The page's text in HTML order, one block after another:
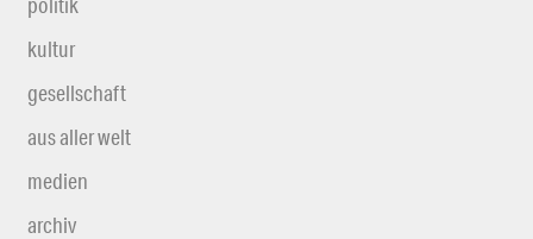
kultur
gesellschaft
aus aller welt
medien
archiv